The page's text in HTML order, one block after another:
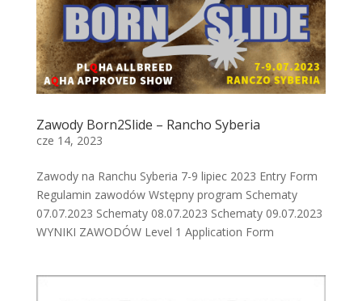
Zawody Born2Slide – Rancho Syberia
cze 14, 2023
Zawody na Ranchu Syberia 7-9 lipiec 2023 Entry Form
Regulamin zawodów Wstępny program Schematy
07.07.2023 Schematy 08.07.2023 Schematy 09.07.2023
WYNIKI ZAWODÓW Level 1 Application Form